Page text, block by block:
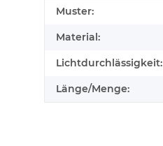
Muster:
Material:
Lichtdurchlässigkeit:
Länge/Menge: